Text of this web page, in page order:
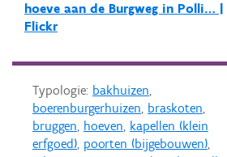
hoeve aan de Burgweg in Polli… |
Flickr
Typologie: bakhuizen,
boerenburgerhuizen, braskoten,
bruggen, hoeven, kapellen (klein
erfgoed), poorten (bijgebouwen),